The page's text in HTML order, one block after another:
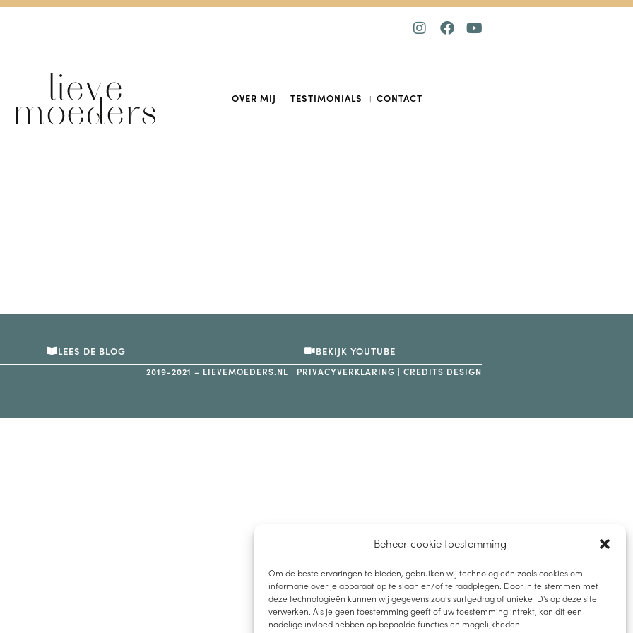
Beheer cookie toestemming
Om de beste ervaringen te bieden, gebruiken wij technologieën zoals cookies om
informatie over je apparaat op te slaan en/of te raadplegen. Door in te stemmen met
deze technologieën kunnen wij gegevens zoals surfgedrag of unieke ID's op deze site
verwerken. Als je geen toestemming geeft of uw toestemming intrekt, kan dit een
nadelige invloed hebben op bepaalde functies en mogelijkheden.
OVER MIJ TESTIMONIALS CONTACT
LEES DE BLOG BEKIJK YOUTUBE
2019-2021 – LIEVEMOEDERS.NL | PRIVACYVERKLARING | CREDITS DESIGN